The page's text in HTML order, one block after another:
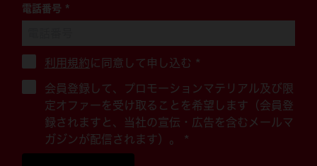
電話番号 *
利用規約に同意して申し込む *
会員登録して、プロモーションマテリアル及び限
定オファーを受け取ることを希望します（会員登
録されますと、当社の宣伝・広告を含むメールマ
ガジンが配信されます）。 *